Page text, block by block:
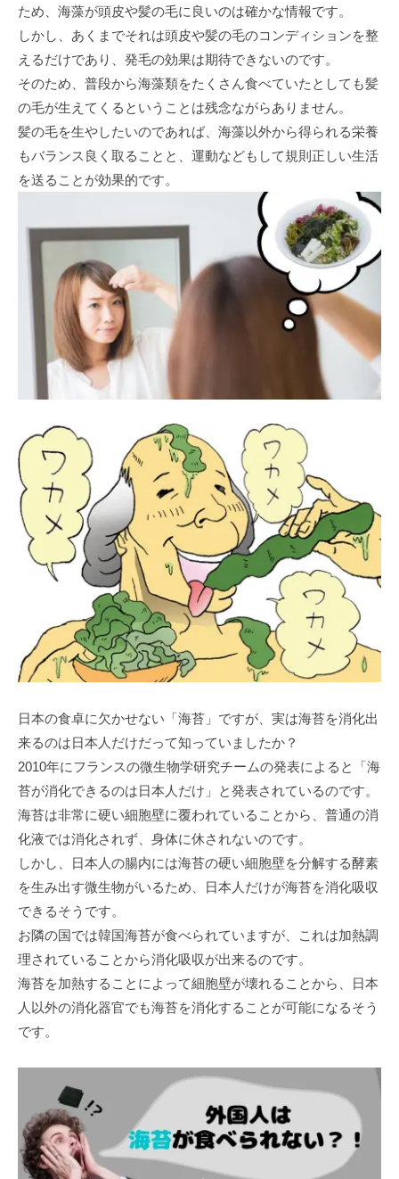
ため、海藻が頭皮や髪の毛に良いのは確かな情報です。
しかし、あくまでそれは頭皮や髪の毛のコンディションを整
えるだけであり、発毛の効果は期待できないのです。
そのため、普段から海藻類をたくさん食べていたとしても髪
の毛が生えてくるということは残念ながらありません。
髪の毛を生やしたいのであれば、海藻以外から得られる栄養
もバランス良く取ることと、運動などもして規則正しい生活
を送ることが効果的です。
日本の食卓に欠かせない「海苔」ですが、実は海苔を消化出
来るのは日本人だけだって知っていましたか？
2010年にフランスの微生物学研究チームの発表によると「海
苔が消化できるのは日本人だけ」と発表されているのです。
海苔は非常に硬い細胞壁に覆われていることから、普通の消
化液では消化されず、身体に休されないのです。
しかし、日本人の腸内には海苔の硬い細胞壁を分解する酵素
を生み出す微生物がいるため、日本人だけが海苔を消化吸収
できるそうです。
お隣の国では韓国海苔が食べられていますが、これは加熱調
理されていることから消化吸収が出来るのです。
海苔を加熱することによって細胞壁が壊れることから、日本
人以外の消化器官でも海苔を消化することが可能になるそう
です。